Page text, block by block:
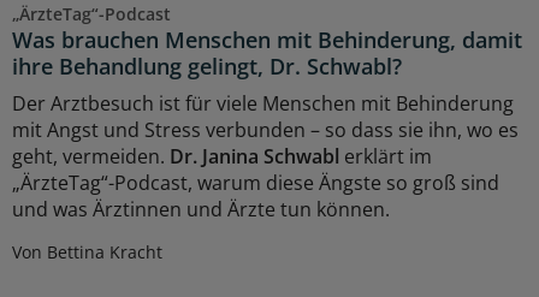
„ÄrzteTag“-Podcast
Was brauchen Menschen mit Behinderung, damit
ihre Behandlung gelingt, Dr. Schwabl?
Der Arztbesuch ist für viele Menschen mit Behinderung
mit Angst und Stress verbunden – so dass sie ihn, wo es
geht, vermeiden. Dr. Janina Schwabl erklärt im
„ÄrzteTag“-Podcast, warum diese Ängste so groß sind
und was Ärztinnen und Ärzte tun können.
Von Bettina Kracht